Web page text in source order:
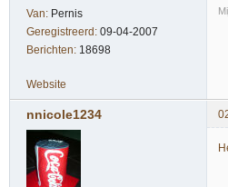
Van: Pernis
Geregistreerd: 09-04-2007
Berichten: 18698
Website
nnicole1234